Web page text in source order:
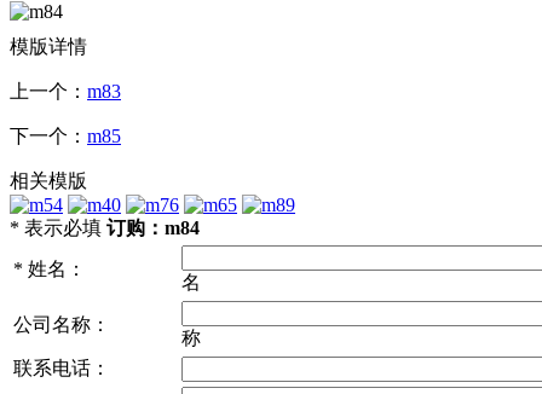
模版详情
上一个： m83
下一个： m85
相关模版
* 表示必填 订购：m84
* 姓名：
名
公司名称：
称
联系电话：